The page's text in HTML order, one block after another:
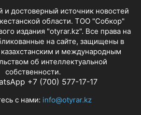
и достоверный источник новостей
области. ТОО "Собкор"
издания "otyrar.kz". Все права на
на сайте, защищены в
казахстанским и международным
об интеллектуальной
собственности.
+7 (700) 577-17-17
с нами: info@otyrar.kz